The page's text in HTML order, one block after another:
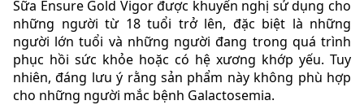
Sữa Ensure Gold Vigor được khuyến nghị sử dụng cho
những người từ 18 tuổi trở lên, đặc biệt là những
người lớn tuổi và những người đang trong quá trình
phục hồi sức khỏe hoặc có hệ xương khớp yếu. Tuy
nhiên, đáng lưu ý rằng sản phẩm này không phù hợp
cho những người mắc bệnh Galactosemia.